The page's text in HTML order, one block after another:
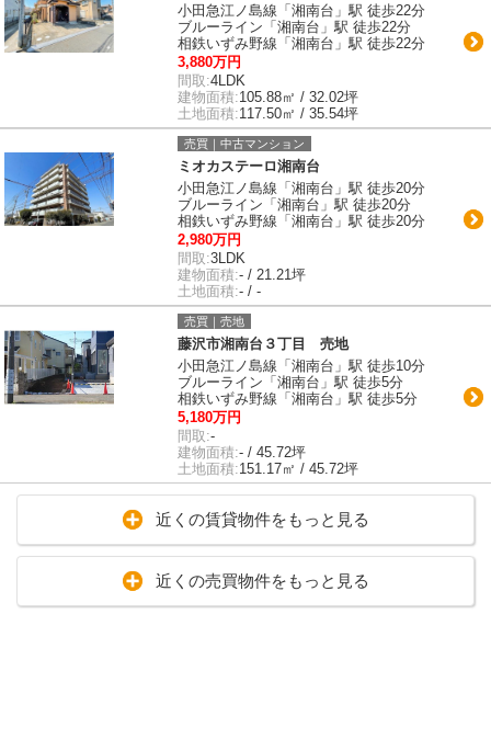
小田急江ノ島線「湘南台」駅 徒歩22分
ブルーライン「湘南台」駅 徒歩22分
相鉄いずみ野線「湘南台」駅 徒歩22分
3,880万円
間取:4LDK
建物面積:105.88㎡ / 32.02坪
土地面積:117.50㎡ / 35.54坪
売買｜中古マンション
ミオカステーロ湘南台
小田急江ノ島線「湘南台」駅 徒歩20分
ブルーライン「湘南台」駅 徒歩20分
相鉄いずみ野線「湘南台」駅 徒歩20分
2,980万円
間取:3LDK
建物面積:- / 21.21坪
土地面積:- / -
売買｜売地
藤沢市湘南台３丁目 売地
小田急江ノ島線「湘南台」駅 徒歩10分
ブルーライン「湘南台」駅 徒歩5分
相鉄いずみ野線「湘南台」駅 徒歩5分
5,180万円
間取:-
建物面積:- / 45.72坪
土地面積:151.17㎡ / 45.72坪
近くの賃貸物件をもっと見る
近くの売買物件をもっと見る